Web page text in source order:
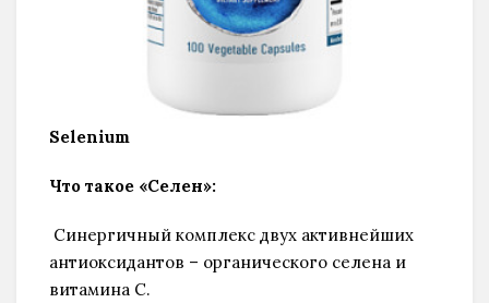
Selenium
Что такое «Селен»:
Синергичный комплекс двух активнейших
антиоксидантов – органического селена и
витамина С.